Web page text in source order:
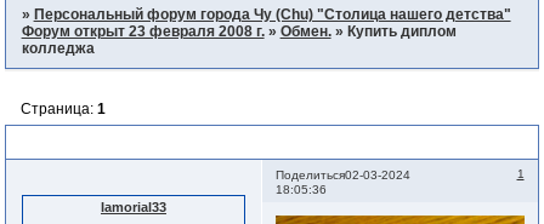
» Персональный форум города Чу (Chu) "Столица нашего детства"
Форум открыт 23 февраля 2008 г. » Обмен. » Купить диплом
колледжа
Страница: 1
Поделиться 1
02-03-2024
18:05:36
Iamorial33